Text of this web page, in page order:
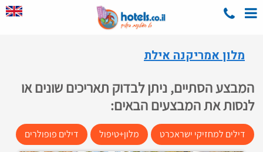
מלון אמריקנה אילת
המבצע הסתיים, ניתן לבדוק תאריכים שונים או
לנסות את המבצעים הבאים:
דילים למחזיקי ישראכרט מלון+טיפול דילים פופולרים